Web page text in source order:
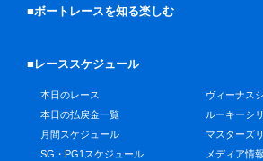
■ボートレースを知る楽しむ
■レーススケジュール
本日のレース
本日の払戻金一覧
月間スケジュール
SG・PG1スケジュール
ヴィーナス
ルーキーシ
マスターズ
メディア情報